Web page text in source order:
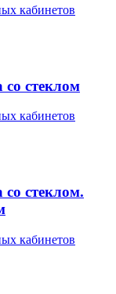
кабинетов
стеклом
кабинетов
стеклом.
кабинетов